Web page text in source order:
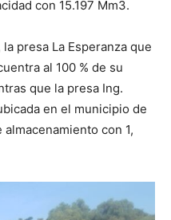
con 15.197 Mm3.
presa La Esperanza que
al 100 % de su
que la presa Ing.
en el municipio de
con 1,